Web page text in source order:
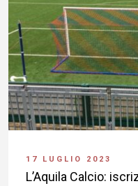
17 LUGLIO 2023
L’Aquila Calcio: